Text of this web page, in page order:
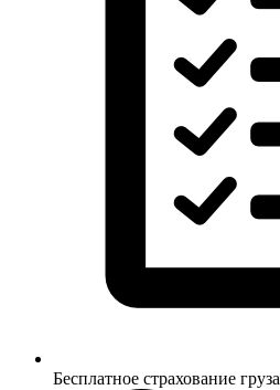
Бесплатное страхование груза